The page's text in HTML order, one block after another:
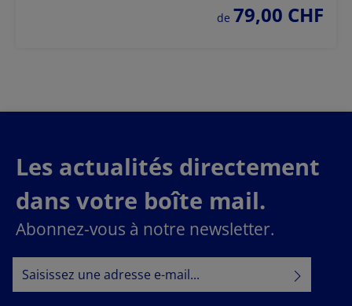
prix régulier :
de 79,00 CHF
Les actualités directement
dans votre boîte mail.
Abonnez-vous à notre newsletter.
Adresse e-mail*